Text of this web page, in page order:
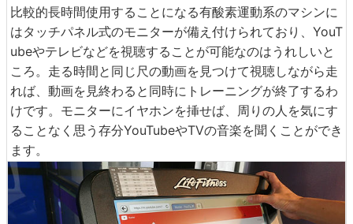
比較的長時間使用することになる有酸素運動系のマシンに
はタッチパネル式のモニターが備え付けられており、YouT
ubeやテレビなどを視聴することが可能なのはうれしいと
ころ。走る時間と同じ尺の動画を見つけて視聴しながら走
れば、動画を見終わると同時にトレーニングが終了するわ
けです。モニターにイヤホンを挿せば、周りの人を気にす
ることなく思う存分YouTubeやTVの音楽を聞くことができ
ます。